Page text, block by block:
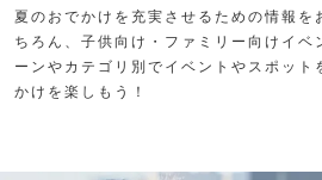
夏のおでかけを充実させるための情報を
ちろん、子供向け・ファミリー向けイベ
ーンやカテゴリ別でイベントやスポット
かけを楽しもう！